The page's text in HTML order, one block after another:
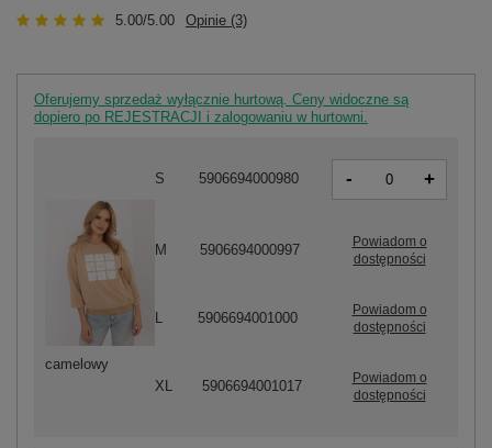
5.00/5.00 Opinie (3)
Oferujemy sprzedaż wyłącznie hurtową. Ceny widoczne są
dopiero po REJESTRACJI i zalogowaniu w hurtowni.
camelowy
S 5906694000980 - +
M 5906694000997
Powiadom o
dostępności
5906694001000
Powiadom o
dostępności
XL 5906694001017
Powiadom o
dostępności